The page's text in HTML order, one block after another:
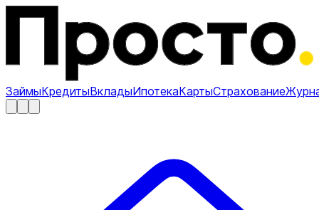
ЗаймыКредитыВкладыИпотекаКартыСтрахование